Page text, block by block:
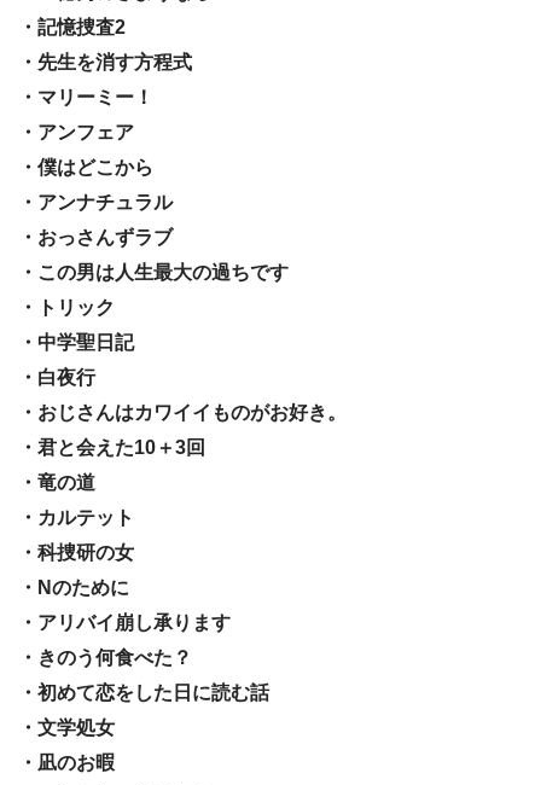
・記憶捜査2
・先生を消す方程式
・マリーミー！
・アンフェア
・僕はどこから
・アンナチュラル
・おっさんずラブ
・この男は人生最大の過ちです
・トリック
・中学聖日記
・白夜行
・おじさんはカワイイものがお好き。
・君と会えた10＋3回
・竜の道
・カルテット
・科捜研の女
・Nのために
・アリバイ崩し承ります
・きのう何食べた？
・初めて恋をした日に読む話
・文学処女
・凪のお暇